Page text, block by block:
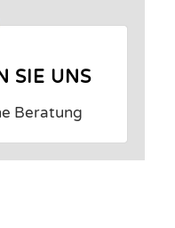
SIE UNS
Beratung